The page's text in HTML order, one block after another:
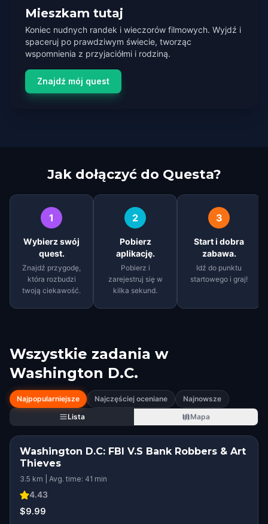
Mieszkam tutaj
Koniec nudnych randek i wieczorów filmowych. Wyjdź i
spaceruj po prawdziwym świecie, tworząc
wspomnienia z przyjaciółmi i rodziną.
Znajdź mój quest
Jak dołączyć do Questa?
1
Wybierz swój
quest.
Znajdź przygodę,
która rozbudzi
twoją ciekawość.
2
Pobierz
aplikację.
Pobierz i
zarejestruj się w
kilka sekund.
3
Start i dobra
zabawa.
Idź do punktu
startowego i graj!
Wszystkie zadania w
Washington D.C.
Najpopularniejsze Najczęściej oceniane
Najnowsze
Lista
Mapa
HIDDEN HISTORY KIDS' FAVORITE
Washington D.C: FBI V.S Bank Robbers & Art
Thieves
3.5 km | Avg. time: 41 min
4.43
$9.99